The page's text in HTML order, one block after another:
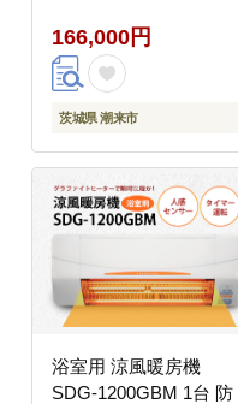
166,000円
茨城県 潮来市
浴室用 涼風暖房機
SDG-1200GBM 1台 防